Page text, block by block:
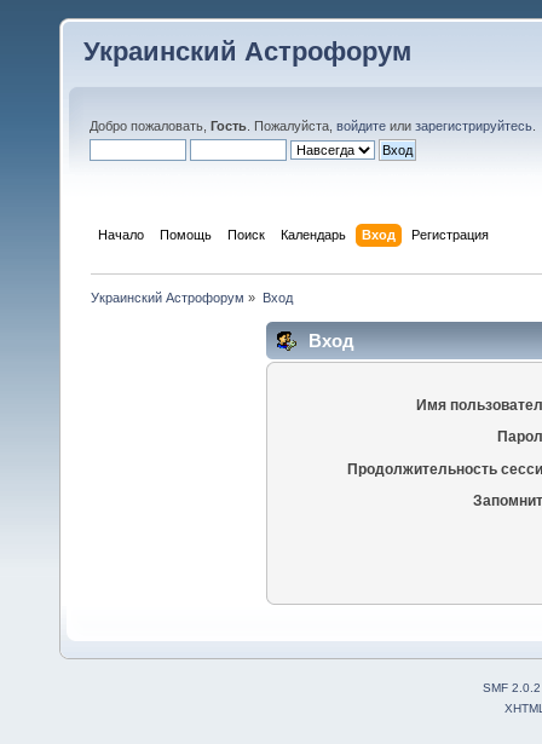
Украинский Астрофорум
Добро пожаловать, Гость . Пожалуйста, войдите или зарегистрируйтесь
Начало Помощь Поиск Календарь Вход Регистрация
Украинский Астрофорум » Вход
Вход
Имя
Продолжительность
SMF 2.0.2